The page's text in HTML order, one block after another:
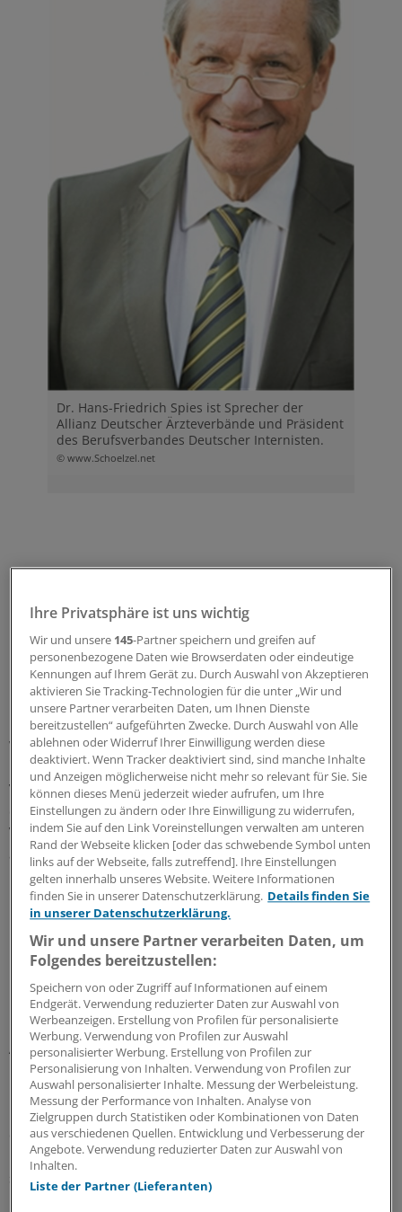
Dr. Hans-Friedrich Spies ist Sprecher der
Allianz Deutscher Ärzteverbände und Präsident
des Berufsverbandes Deutscher Internisten.
© www.Schoelzel.net
Wer profitiert, außer den Krankenkassen, von einem
unter diesen Bedingungen renovierten EBM? Die
Vertragsärzteschaft insgesamt sicher nicht. Durch die
damit verursachte Honorarumverteilung werden nur
Verteilungskämpfe zwischen den Fachgruppen
ausgelöst. Ärztlicher Streit ist programmiert. Auch die
Fachgruppen, die hoffen, von einer Reform zu
profitieren, werden sich am Ende eher wundern. Die
regionalen Honorarverteilungsmaßstäbe werden auch
in Zukunft dafür sorgen, dass von einer EBM-Änderung
möglichst wenig beim Vertragsarzt ankommt. Der
innerärztliche Friede war für die Länder-KVen schon
immer besonders wichtig.
Auf dieses Szenario hat die Allianz der Ärzteverbände
hingewiesen und gefordert, dass der Beschluss des
Erweiterten Bewertungsausschusses auf
Kostenneutralität neu verhandelt werden soll. Die
derzeitige Neukalkulation des EBM bindet zudem jede
Menge Personal und kostet Geld, das die Vertragsärzte
selbst aufbringen müssen und das man sich sparen
Ihre Privatsphäre ist uns wichtig
Wir und unsere 145-Partner speichern und greifen auf
personenbezogene Daten wie Browserdaten oder eindeutige
Kennungen auf Ihrem Gerät zu. Durch Auswahl von Akzeptieren
aktivieren Sie Tracking-Technologien für die unter „Wir und
unsere Partner verarbeiten Daten, um Ihnen Dienste
bereitzustellen“ aufgeführten Zwecke. Durch Auswahl von Alle
ablehnen oder Widerruf Ihrer Einwilligung werden diese
deaktiviert. Wenn Tracker deaktiviert sind, sind manche Inhalte
und Anzeigen möglicherweise nicht mehr so relevant für Sie. Sie
können dieses Menü jederzeit wieder aufrufen, um Ihre
Einstellungen zu ändern oder Ihre Einwilligung zu widerrufen,
indem Sie auf den Link Voreinstellungen verwalten am unteren
Rand der Webseite klicken [oder das schwebende Symbol unten
links auf der Webseite, falls zutreffend]. Ihre Einstellungen
gelten innerhalb unseres Website. Weitere Informationen
finden Sie in unserer Datenschutzerklärung. Details finden Sie
in unserer Datenschutzerklärung.
Wir und unsere Partner verarbeiten Daten, um
Folgendes bereitzustellen:
Speichern von oder Zugriff auf Informationen auf einem
Endgerät. Verwendung reduzierter Daten zur Auswahl von
Werbeanzeigen. Erstellung von Profilen für personalisierte
Werbung. Verwendung von Profilen zur Auswahl
personalisierter Werbung. Erstellung von Profilen zur
Personalisierung von Inhalten. Verwendung von Profilen zur
Auswahl personalisierter Inhalte. Messung der Werbeleistung.
Messung der Performance von Inhalten. Analyse von
Zielgruppen durch Statistiken oder Kombinationen von Daten
aus verschiedenen Quellen. Entwicklung und Verbesserung der
Angebote. Verwendung reduzierter Daten zur Auswahl von
Inhalten.
Liste der Partner (Lieferanten)